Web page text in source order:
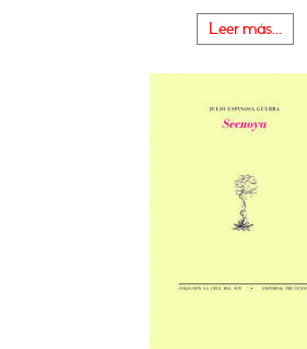
Leer más...